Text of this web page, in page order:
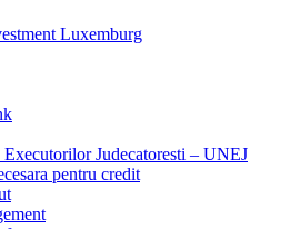
Luxemburg
Judecatoresti – UNEJ
pentru credit